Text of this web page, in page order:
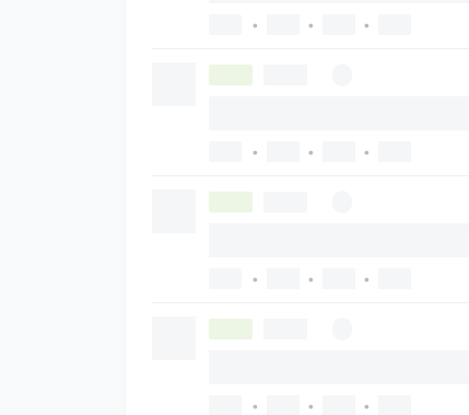
• • •
• • •
• • •
• • •